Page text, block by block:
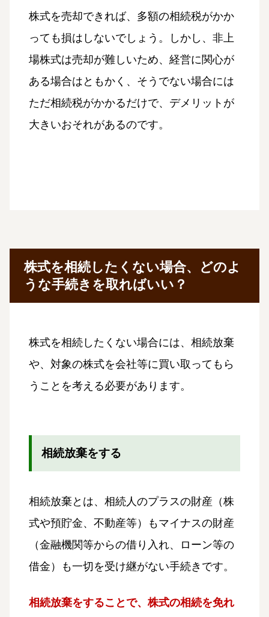
株式を売却できれば、多額の相続税がかか
っても損はしないでしょう。しかし、非上
場株式は売却が難しいため、経営に関心が
ある場合はともかく、そうでない場合には
ただ相続税がかかるだけで、デメリットが
大きいおそれがあるのです。
株式を相続したくない場合、どのよ
うな手続きを取ればいい？
株式を相続したくない場合には、相続放棄
や、対象の株式を会社等に買い取ってもら
うことを考える必要があります。
相続放棄をする
相続放棄とは、相続人のプラスの財産（株
式や預貯金、不動産等）もマイナスの財産
（金融機関等からの借り入れ、ローン等の
借金）も一切を受け継がない手続きです。
相続放棄をすることで、株式の相続を免れ